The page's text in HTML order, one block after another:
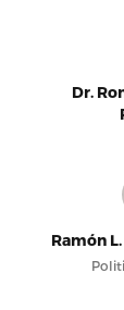
Dr.
Ramón